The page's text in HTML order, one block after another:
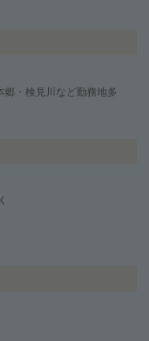
郷・検見川など勤務地多